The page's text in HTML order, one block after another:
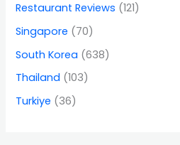
Restaurant Reviews (121)
Singapore (70)
South Korea (638)
Thailand (103)
Turkiye (36)